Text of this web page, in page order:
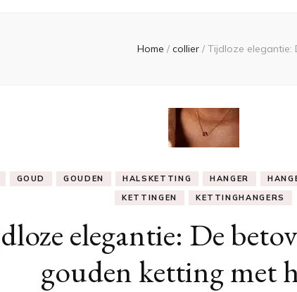
Home / collier / Tijdloze elegantie:
GOUD GOUDEN HALSKETTING HANGER
KETTINGEN
KETTINGHANGERS
elegantie: De
gouden ketting met